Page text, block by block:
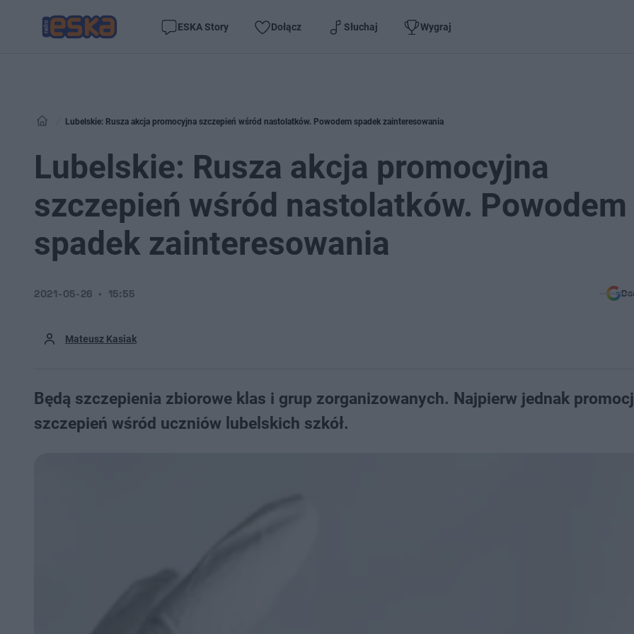
ESKA Story Dołącz Słuchaj Wygraj
Lubelskie: Rusza akcja promocyjna szczepień wśród nastolatków. Powodem spadek zainteresowania
Lubelskie: Rusza akcja promocyjna
szczepień wśród nastolatków. Powodem
spadek zainteresowania
Mateusz Kasiak
2021-05-26 15:55
Będą szczepienia zbiorowe klas i grup zorganizowanych. Najpierw jednak
szczepień wśród uczniów lubelskich szkół.